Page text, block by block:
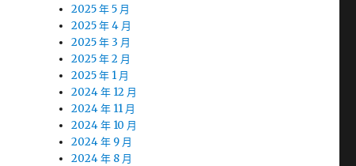
2025 年 5 月
2025 年 4 月
2025 年 3 月
2025 年 2 月
2025 年 1 月
2024 年 12 月
2024 年 11 月
2024 年 10 月
2024 年 9 月
2024 年 8 月